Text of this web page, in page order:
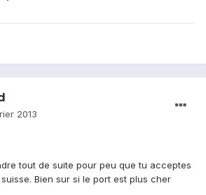
2013
tout de suite pour peu que tu acceptes
Bien sur si le port est plus cher